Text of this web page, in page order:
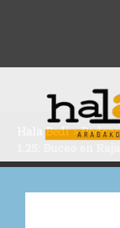
Hala Bedi>